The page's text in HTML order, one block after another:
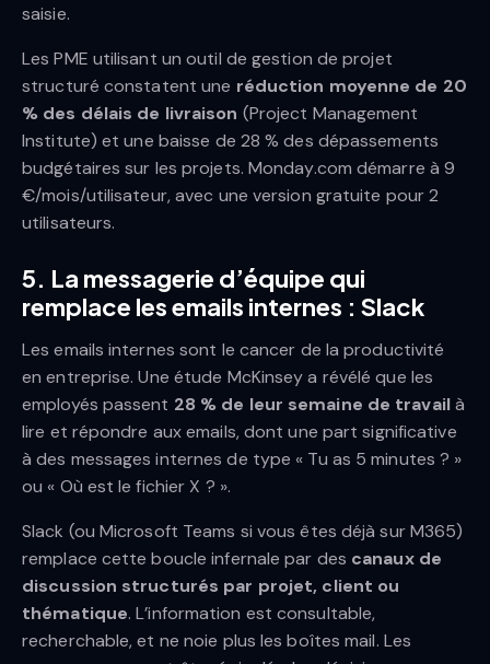
saisie.
Les PME utilisant un outil de gestion de projet
structuré constatent une réduction moyenne de 20
% des délais de livraison (Project Management
Institute) et une baisse de 28 % des dépassements
budgétaires sur les projets. Monday.com démarre à 9
€/mois/utilisateur, avec une version gratuite pour 2
utilisateurs.
5. La messagerie d’équipe qui
remplace les emails internes : Slack
Les emails internes sont le cancer de la productivité
en entreprise. Une étude McKinsey a révélé que les
employés passent 28 % de leur semaine de travailà
lire et répondre aux emails, dont une part significative
à des messages internes de type « Tu as 5 minutes ? »
ou « Où est le fichier X ? ».
Slack (ou Microsoft Teams si vous êtes déjà sur M365)
remplace cette boucle infernale par des canaux de
discussion structurés par projet, client ou
thématique. L’information est consultable,
recherchable, et ne noie plus les boîtes mail. Les